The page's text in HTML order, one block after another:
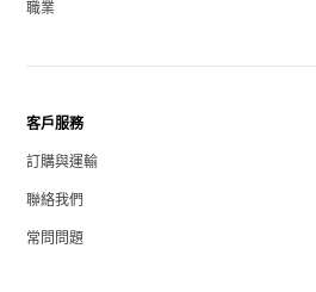
職業
客戶服務
訂購與運輸
聯絡我們
常問問題